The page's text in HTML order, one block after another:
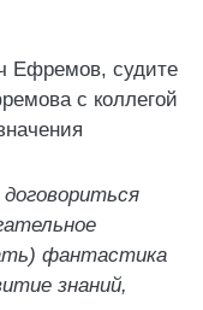
Ефремов, судите
с коллегой
фантастика
знаний,